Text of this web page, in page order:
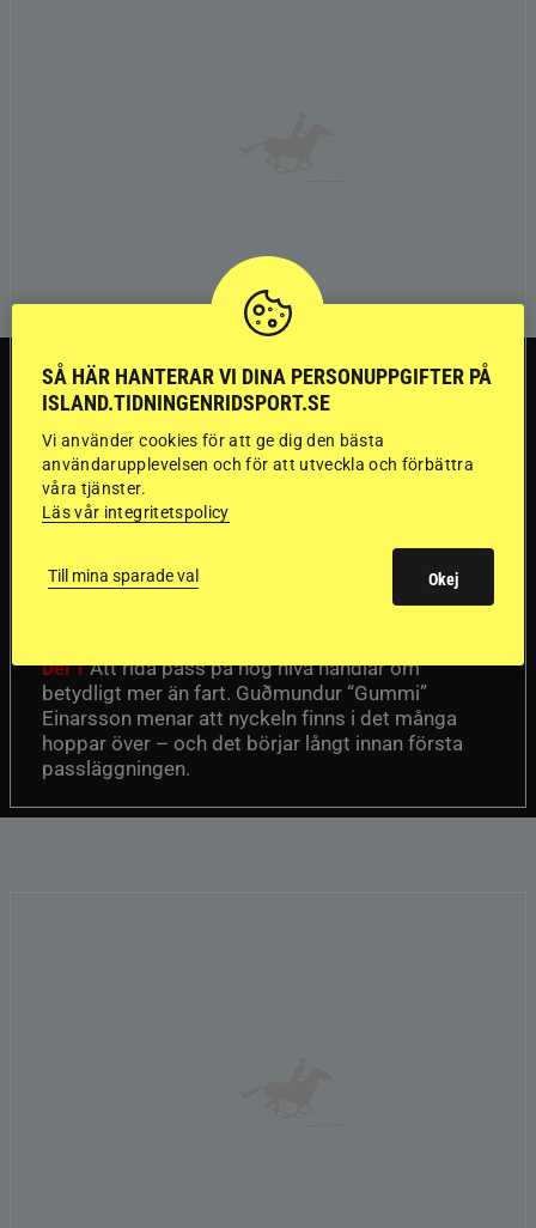
TRÄNINGSTIPS
”Gummi” berättar:
Första stegen mot
en internationell
Del 1Att rida pass på hög nivå handlar om
betydligt mer än fart. Guðmundur “Gummi”
Einarsson menar att nyckeln finns i det många
hoppar över – och det börjar långt innan första
passläggningen.
SÅ HÄR HANTERAR VI DINA PERSONUPPGIFTER PÅ
ISLAND.TIDNINGENRIDSPORT.SE
Vi använder cookies för att ge dig den bästa
användarupplevelsen och för att utveckla och förbättra
våra tjänster.
Läs vår integritetspolicy
Till mina sparade val Okej